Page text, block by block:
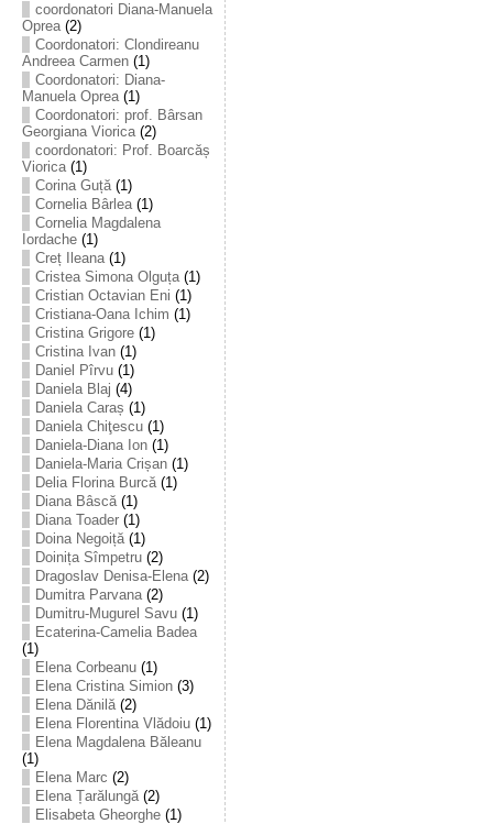
coordonatori Diana-Manuela
Oprea(2)
Coordonatori: Clondireanu
Andreea Carmen(1)
Coordonatori: Diana-
Manuela Oprea(1)
Coordonatori: prof. Bârsan
Georgiana Viorica(2)
coordonatori: Prof. Boarcăș
Viorica(1)
Corina Guță(1)
Cornelia Bârlea(1)
Cornelia Magdalena
Iordache(1)
Creț Ileana(1)
Cristea Simona Olguța(1)
Cristian Octavian Eni (1)
Cristiana-Oana Ichim (1)
Cristina Grigore(1)
Cristina Ivan(1)
Daniel Pîrvu(1)
Daniela Blaj (4)
Daniela Caraș (1)
Daniela Chiţescu(1)
Daniela-Diana Ion(1)
Daniela-Maria Crișan(1)
Delia Florina Burcă(1)
Diana Bâscă(1)
Diana Toader(1)
Doina Negoiță(1)
Doinița Sîmpetru(2)
Dragoslav Denisa-Elena(2)
Dumitra Parvana(2)
Dumitru-Mugurel Savu(1)
Ecaterina-Camelia Badea
(1)
Elena Corbeanu(1)
Elena Cristina Simion(3)
Elena Dănilă(2)
Elena Florentina Vlădoiu(1)
Elena Magdalena Băleanu
(1)
Elena Marc (2)
Elena Țarălungă(2)
Elisabeta Gheorghe(1)